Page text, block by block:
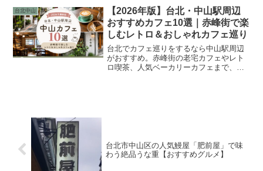
すすめ。
台北中山
【2026年版】台北・中山駅周辺
おすすめカフェ10選｜赤峰街で楽
しむレトロ＆おしゃれカフェ巡り
台北でカフェ巡りをするなら中山駅周辺
がおすすめ。赤峰街の老宅カフェやレト
ロ喫茶、人気ベーカリーカフェまで、日
台北市中山区の人気鰻屋「肥前屋」で味
わう絶品うな重【おすすめグルメ】